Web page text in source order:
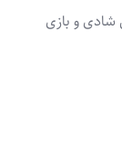
شادی و بازی